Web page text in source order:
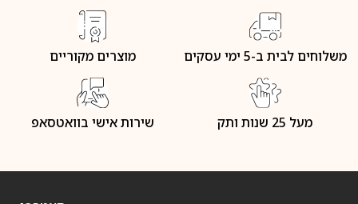
משלוחים לבית ב-5 ימי עסקים מוצרים מקוריים
מעל 25 שנות ותק שירות אישי בוואטסאפ